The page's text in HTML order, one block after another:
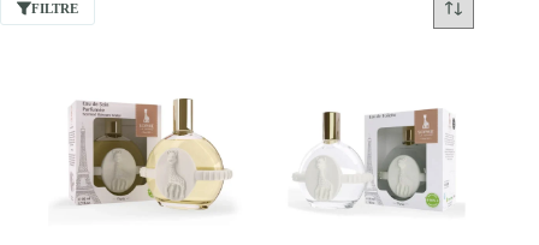
FILTRE